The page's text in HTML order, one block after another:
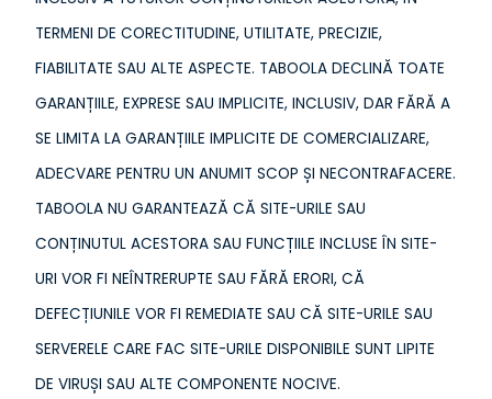
TERMENI DE CORECTITUDINE, UTILITATE, PRECIZIE,
FIABILITATE SAU ALTE ASPECTE. TABOOLA DECLINĂ TOATE
GARANȚIILE, EXPRESE SAU IMPLICITE, INCLUSIV, DAR FĂRĂ A
SE LIMITA LA GARANȚIILE IMPLICITE DE COMERCIALIZARE,
ADECVARE PENTRU UN ANUMIT SCOP ȘI NECONTRAFACERE.
TABOOLA NU GARANTEAZĂ CĂ SITE-URILE SAU
CONȚINUTUL ACESTORA SAU FUNCȚIILE INCLUSE ÎN SITE-
URI VOR FI NEÎNTRERUPTE SAU FĂRĂ ERORI, CĂ
DEFECȚIUNILE VOR FI REMEDIATE SAU CĂ SITE-URILE SAU
SERVERELE CARE FAC SITE-URILE DISPONIBILE SUNT LIPITE
DE VIRUȘI SAU ALTE COMPONENTE NOCIVE.